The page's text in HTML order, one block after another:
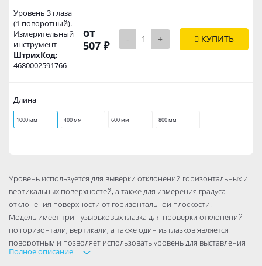
Уровень 3 глаза
(1 поворотный).
Измерительный
инструмент
ШтрихКод:
4680002591766
от
507 ₽
- + КУПИТЬ
Длина
1000 мм 400 мм 600 мм 800 мм
Уровень используется для выверки отклонений горизонтальных и
вертикальных поверхностей, а также для измерения градуса
отклонения поверхности от горизонтальной плоскости.
Модель имеет три пузырьковых глазка для проверки отклонений
по горизонтали, вертикали, а также один из глазков является
поворотным и позволяет использовать уровень для выставления
произвольных углов.
Полное описание